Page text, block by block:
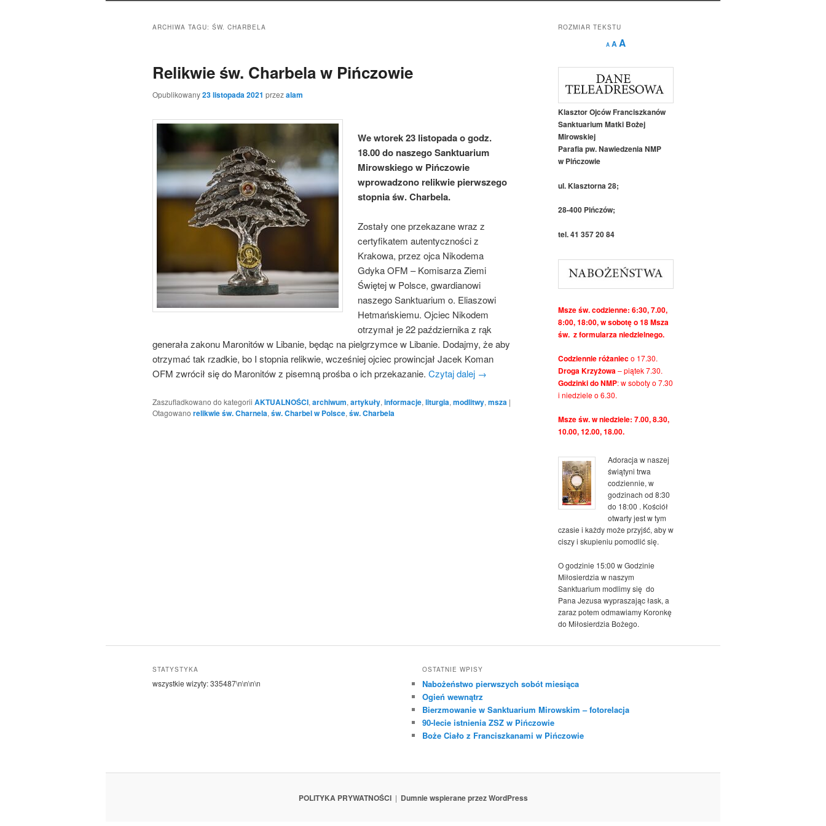
ARCHIWA TAGU: ŚW. CHARBELA
Relikwie św. Charbela w Pińczowie
Opublikowany23 listopada 2021 przezalam
We wtorek 23 listopada o godz.
18.00 do naszego Sanktuarium
Mirowskiego w Pińczowie
wprowadzono relikwie pierwszego
stopnia św. Charbela.
Zostały one przekazane wraz z
certyfikatem autentyczności z
Krakowa, przez ojca Nikodema
Gdyka OFM – Komisarza Ziemi
Świętej w Polsce, gwardianowi
naszego Sanktuarium o. Eliaszowi
Hetmańskiemu. Ojciec Nikodem
otrzymał je 22 października z rąk
generała zakonu Maronitów w Libanie, będąc na pielgrzymce w Libanie. Dodajmy, że aby
otrzymać tak rzadkie, bo I stopnia relikwie, wcześniej ojciec prowincjał Jacek Koman
OFM zwrócił się do Maronitów z pisemną prośba o ich przekazanie. Czytaj dalej →
Zaszufladkowano do kategorii AKTUALNOŚCI, archiwum, artykuły, informacje, liturgia, modlitwy, msza |
Otagowano relikwie św. Charnela, św. Charbel w Polsce, św. Charbela
ROZMIAR TEKSTU
A
Decrease
font
A Reset
AIncrease
size.
Klasztor Ojców Franciszkanów
Sanktuarium Matki Bożej
Mirowskiej
Parafia pw. Nawiedzenia NMP
w Pińczowie
ul. Klasztorna 28;
28-400 Pińczów;
tel. 41 357 20 84
Msze św. codzienne: 6:30, 7.00,
8:00, 18:00, w sobotę o 18 Msza
św. z formularza niedzielnego.
Codziennie różanieco 17.30.
Droga Krzyżowa– piątek 7.30.
Godzinki do NMP: w soboty o 7.30
i niedziele o 6.30.
Msze św. w niedziele: 7.00, 8.30,
10.00, 12.00, 18.00.
Adoracja w naszej
świątyni trwa
codziennie, w
godzinach od 8:30
do 18:00 . Kościół
otwarty jest w tym
czasie i każdy może przyjść, aby w
ciszy i skupieniu pomodlić się.
O godzinie 15:00 w Godzinie
Miłosierdzia w naszym
Sanktuarium modlimy się do
Pana Jezusa wypraszając łask, a
zaraz potem odmawiamy Koronkę
do Miłosierdzia Bożego.
STATYSTYKA
wszystkie wizyty:335487\n\n\n\n
OSTATNIE WPISY
Nabożeństwo pierwszych sobót miesiąca
Ogień wewnątrz
Bierzmowanie w Sanktuarium Mirowskim – fotorelacja
90-lecie istnienia ZSZ w Pińczowie
Boże Ciało z Franciszkanami w Pińczowie
POLITYKA PRYWATNOŚCI Dumnie wspierane przez WordPress